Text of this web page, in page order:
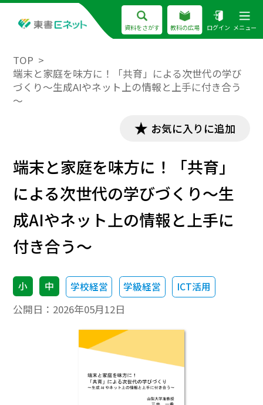
資料をさがす 教科の広場 ログイン メニュー
TOP
端末と家庭を味方に！「共育」による次世代の学び
づくり～生成AIやネット上の情報と上手に付き合う
～
お気に入りに追加
端末と家庭を味方に！「共育」
による次世代の学びづくり～生
成AIやネット上の情報と上手に
付き合う～
小 中 学校経営 学級経営 ICT活用
公開日： 2026年05月12日